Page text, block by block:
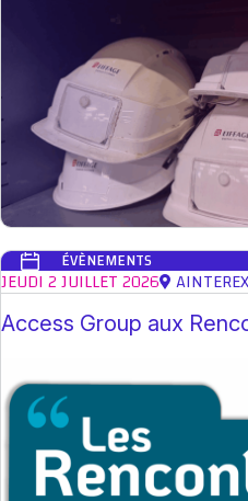
ÉVÈNEMENTS
JEUDI 2 JUILLET 2026
Access Group aux